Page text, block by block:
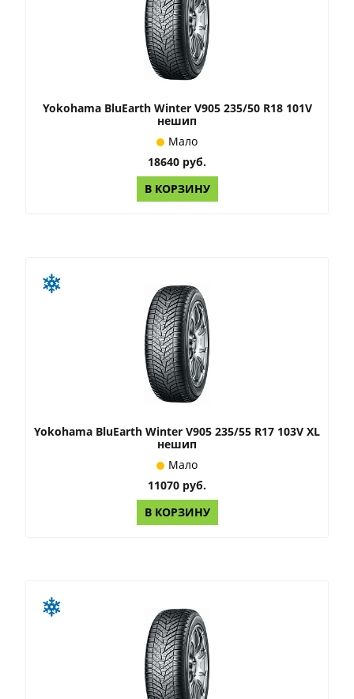
Yokohama BluEarth Winter V905 235/50 R18 101V
нешип
Мало
18640 руб.
В КОРЗИНУ
Yokohama BluEarth Winter V905 235/55 R17 103V XL
нешип
Мало
11070 руб.
В КОРЗИНУ